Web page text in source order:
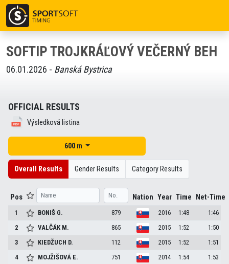
SOFTIP TROJKRÁĽOVÝ VEČERNÝ BEH
06.01.2026 - Banská Bystrica
OFFICIAL RESULTS
Výsledková listina
600 m
Overall Results Gender Results Category Results
Pos Nation Year Time Net-Time
1 BONIŠ G. 879 2016 1:48
1:46
2
VALČÁK M. 865 2015 1:52
1:50
3
KIEDŽUCH D. 112 2015 1:52
1:51
4
MOJŽIŠOVÁ E. 751 2014 1:54
1:53